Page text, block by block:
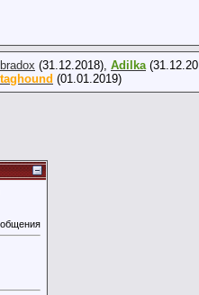
(31.12.2018), Adilka
(01.01.2019)